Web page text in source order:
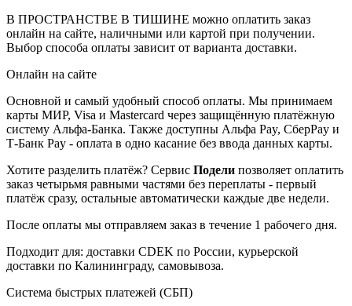
В ПРОСТРАНСТВЕ В ТИШИНЕ можно оплатить заказ
онлайн на сайте, наличными или картой при получении.
Выбор способа оплаты зависит от варианта доставки.
Онлайн на сайте
Основной и самый удобный способ оплаты. Мы принимаем
карты МИР, Visa и Mastercard через защищённую платёжную
систему Альфа-Банка. Также доступны Альфа Pay, СберPay и
Т-Банк Pay - оплата в одно касание без ввода данных карты.
Хотите разделить платёж? Сервис Подели позволяет оплатить
заказ четырьмя равными частями без переплаты - первый
платёж сразу, остальные автоматически каждые две недели.
После оплаты мы отправляем заказ в течение 1 рабочего дня.
Подходит для: доставки CDEK по России, курьерской
доставки по Калининграду, самовывоза.
Система быстрых платежей (СБП)